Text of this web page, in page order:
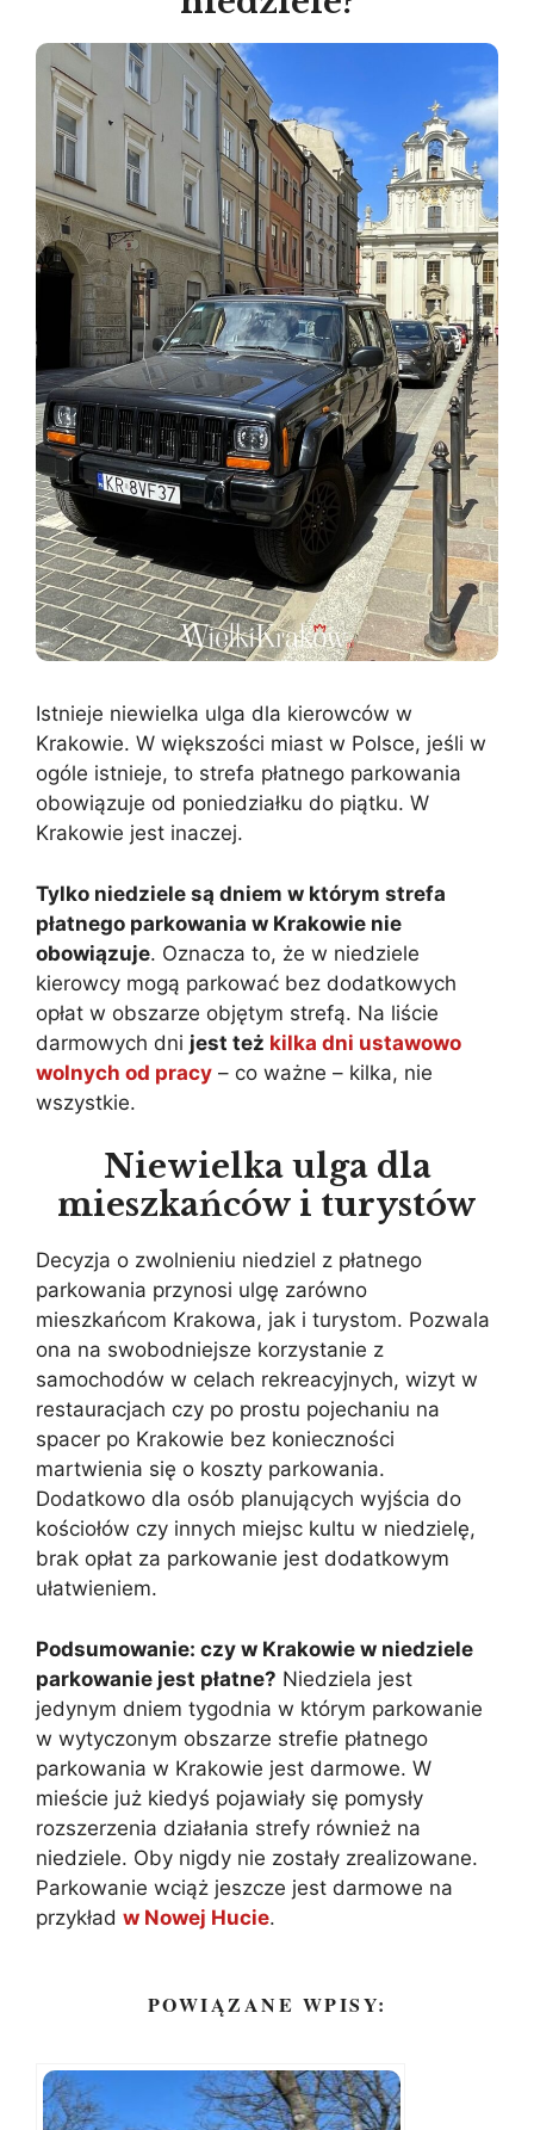
Istnieje niewielka ulga dla kierowców w
Krakowie. W większości miast w Polsce, jeśli w
ogóle istnieje, to strefa płatnego parkowania
obowiązuje od poniedziałku do piątku. W
Krakowie jest inaczej.
Tylko niedziele są dniem w którym strefa
płatnego parkowania w Krakowie nie
obowiązuje. Oznacza to, że w niedziele
kierowcy mogą parkować bez dodatkowych
opłat w obszarze objętym strefą. Na liście
darmowych dni jest też kilka dni ustawowo
wolnych od pracy – co ważne – kilka, nie
wszystkie.
Niewielka ulga dla
mieszkańców i turystów
Decyzja o zwolnieniu niedziel z płatnego
parkowania przynosi ulgę zarówno
mieszkańcom Krakowa, jak i turystom. Pozwala
ona na swobodniejsze korzystanie z
samochodów w celach rekreacyjnych, wizyt w
restauracjach czy po prostu pojechaniu na
spacer po Krakowie bez konieczności
martwienia się o koszty parkowania.
Dodatkowo dla osób planujących wyjścia do
kościołów czy innych miejsc kultu w niedzielę,
brak opłat za parkowanie jest dodatkowym
ułatwieniem.
Podsumowanie: czy w Krakowie w niedziele
parkowanie jest płatne? Niedziela jest
jedynym dniem tygodnia w którym parkowanie
w wytyczonym obszarze strefie płatnego
parkowania w Krakowie jest darmowe. W
mieście już kiedyś pojawiały się pomysły
rozszerzenia działania strefy również na
niedziele. Oby nigdy nie zostały zrealizowane.
Parkowanie wciąż jeszcze jest darmowe na
przykład w Nowej Hucie.
POWIĄZANE WPISY: